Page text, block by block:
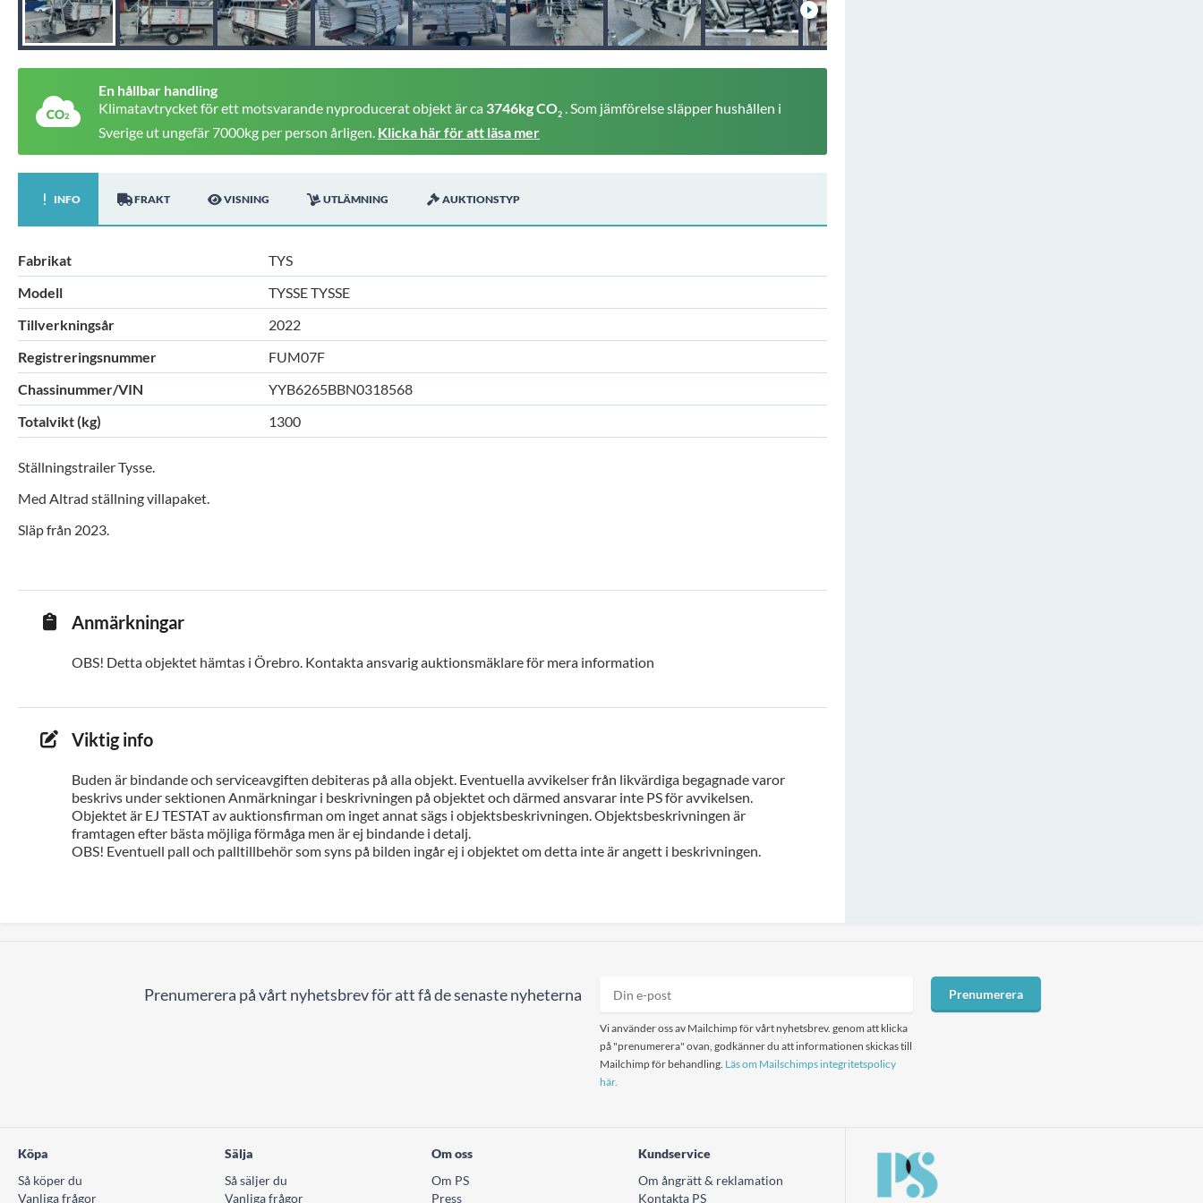
En hållbar handling
Klimatavtrycket för ett motsvarande nyproducerat objekt är ca 3746kg CO2 . Som jämförelse släpper hushållen i
Sverige ut ungefär 7000kg per person årligen. Klicka här för att läsa mer
INFO FRAKT VISNING UTLÄMNING AUKTIONSTYP
Fabrikat
TYS
Modell
TYSSE TYSSE
Tillverkningsår
2022
Registreringsnummer
FUM07F
Chassinummer/VIN
YYB6265BBN0318568
Totalvikt (kg)
1300
Ställningstrailer Tysse.
Med Altrad ställning villapaket.
Släp från 2023.
Anmärkningar
OBS! Detta objektet hämtas i Örebro. Kontakta ansvarig auktionsmäklare för mera information
Viktig info
Buden är bindande och serviceavgiften debiteras på alla objekt. Eventuella avvikelser från likvärdiga begagnade varor
beskrivs under sektionen Anmärkningar i beskrivningen på objektet och därmed ansvarar inte PS för avvikelsen.
Objektet är EJ TESTAT av auktionsfirman om inget annat sägs i objektsbeskrivningen. Objektsbeskrivningen är
framtagen efter bästa möjliga förmåga men är ej bindande i detalj.
OBS! Eventuell pall och palltillbehör som syns på bilden ingår ej i objektet om detta inte är angett i beskrivningen.
Prenumerera på vårt nyhetsbrev för att få de senaste nyheterna
Vi använder oss av Mailchimp för vårt nyhetsbrev. genom att klicka
på "prenumerera" ovan, godkänner du att informationen skickas till
Mailchimp för behandling. Läs om Mailschimps integritetspolicy
här.
Prenumerera
Köpa
Så köper du
Vanliga frågor
Sälja
Så säljer du
Vanliga frågor
Om oss
Om PS
Press
Kundservice
Om ångrätt & reklamation
Kontakta PS